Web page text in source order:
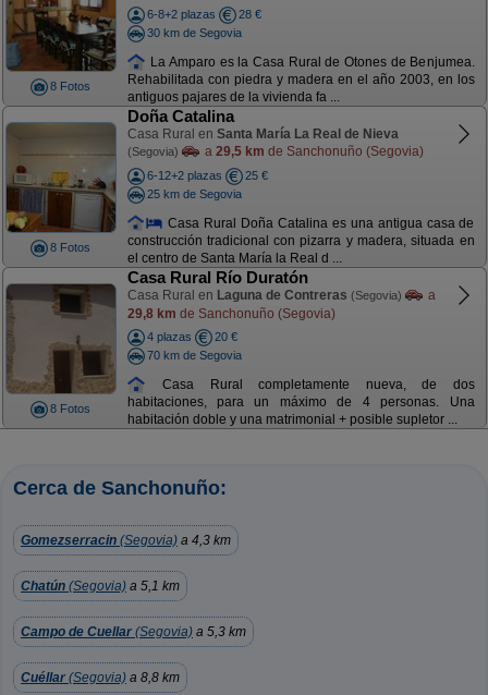
8 Fotos
6-8+2 plazas
28 €
30 km de Segovia
La Amparo es la Casa Rural de Otones de Benjumea.
Rehabilitada con piedra y madera en el año 2003, en los
antiguos pajares de la vivienda fa ...
8 Fotos
Doña Catalina
Casa Rural en Santa María La Real de Nieva
(Segovia) a 29,5 km de Sanchonuño (Segovia)
6-12+2 plazas
25 €
25 km de Segovia
Casa Rural Doña Catalina es una antigua casa de
construcción tradicional con pizarra y madera, situada en
el centro de Santa María la Real d ...
8 Fotos
Casa Rural Río Duratón
Casa Rural en Laguna de Contreras (Segovia)
a
29,8 km de Sanchonuño (Segovia)
4 plazas
20 €
70 km de Segovia
Casa Rural completamente nueva, de dos
habitaciones, para un máximo de 4 personas. Una
habitación doble y una matrimonial + posible supletor ...
Cerca de Sanchonuño:
Gomezserracin (Segovia) a 4,3 km
Chatún (Segovia) a 5,1 km
Campo de Cuellar (Segovia) a 5,3 km
Cuéllar (Segovia) a 8,8 km